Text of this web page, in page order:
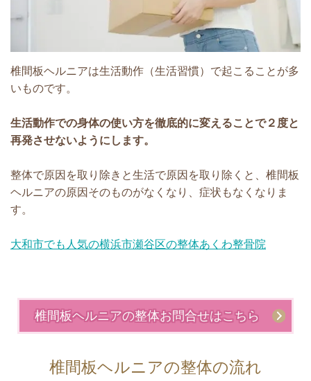
椎間板ヘルニアは生活動作（生活習慣）で起こることが多
いものです。
生活動作での身体の使い方を徹底的に変えることで２度と
再発させないようにします。
整体で原因を取り除きと生活で原因を取り除くと、椎間板
ヘルニアの原因そのものがなくなり、症状もなくなりま
す。
大和市でも人気の横浜市瀬谷区の整体あくわ整骨院
椎間板ヘルニアの整体お問合せはこちら
椎間板ヘルニアの整体の流れ